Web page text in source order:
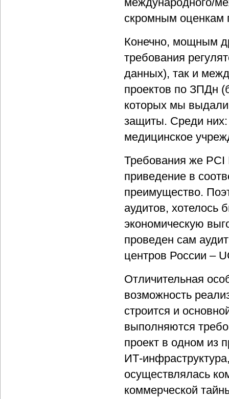
скромным оценкам
Конечно, мощным
требования
данных), так и
проектов по ЗПДн
которых мы выдали
защиты. Среди них:
медицинское
Требования же PCI
приведение в
преимущество.
аудитов, хотелось
экономическую
проведен сам
центров России –
Отличительная
возможность
строится и
выполняются
проект в одном из
ИТ-
осуществлялась
коммерческой